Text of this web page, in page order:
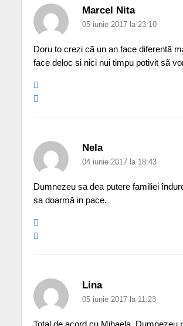
Marcel Nita
05 iunie 2017 la 23:10
Doru to crezi cã un an face diferentã
face deloc si nici nui timpu potivit sã
Nela
04 iunie 2017 la 18:43
Dumnezeu sa dea putere familiei
sa doarmă in pace.
Lina
05 iunie 2017 la 11:23